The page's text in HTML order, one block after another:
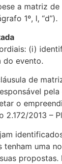
a matriz
1º, I, “d”).
(i)
do evento.
de
o
2013 –
uma